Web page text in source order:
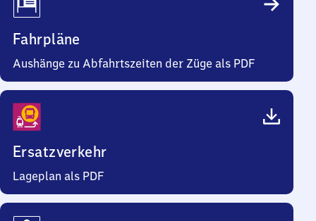
Fahrpläne
Aushänge zu Abfahrtszeiten der Züge als PDF
Ersatzverkehr
Lageplan als PDF